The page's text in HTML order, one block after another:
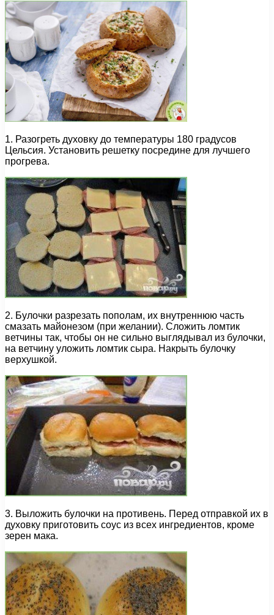
1. Разогреть духовку до температуры 180 градусов
Цельсия. Установить решетку посредине для лучшего
прогрева.
2. Булочки разрезать пополам, их внутреннюю часть
смазать майонезом (при желании). Сложить ломтик
ветчины так, чтобы он не сильно выглядывал из булочки,
на ветчину уложить ломтик сыра. Накрыть булочку
верхушкой.
3. Выложить булочки на противень. Перед отправкой их в
духовку приготовить соус из всех ингредиентов, кроме
зерен мака.